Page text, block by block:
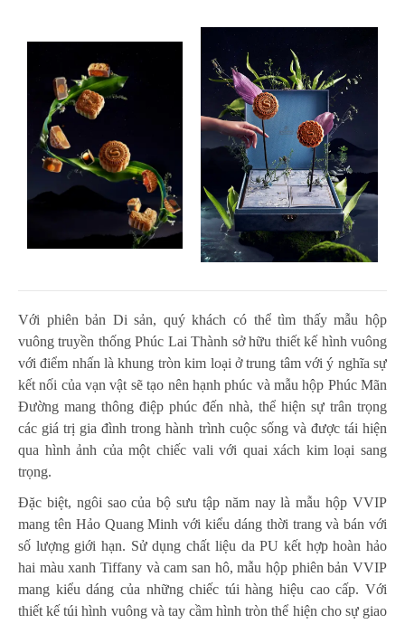
Với phiên bản Di sản, quý khách có thể tìm thấy mẫu hộp
vuông truyền thống Phúc Lai Thành sở hữu thiết kế hình vuông
với điểm nhấn là khung tròn kim loại ở trung tâm với ý nghĩa sự
kết nối của vạn vật sẽ tạo nên hạnh phúc và mẫu hộp Phúc Mãn
Đường mang thông điệp phúc đến nhà, thể hiện sự trân trọng
các giá trị gia đình trong hành trình cuộc sống và được tái hiện
qua hình ảnh của một chiếc vali với quai xách kim loại sang
trọng.
Đặc biệt, ngôi sao của bộ sưu tập năm nay là mẫu hộp VVIP
mang tên Hảo Quang Minh với kiểu dáng thời trang và bán với
số lượng giới hạn. Sử dụng chất liệu da PU kết hợp hoàn hảo
hai màu xanh Tiffany và cam san hô, mẫu hộp phiên bản VVIP
mang kiểu dáng của những chiếc túi hàng hiệu cao cấp. Với
thiết kế túi hình vuông và tay cầm hình tròn thể hiện cho sự giao